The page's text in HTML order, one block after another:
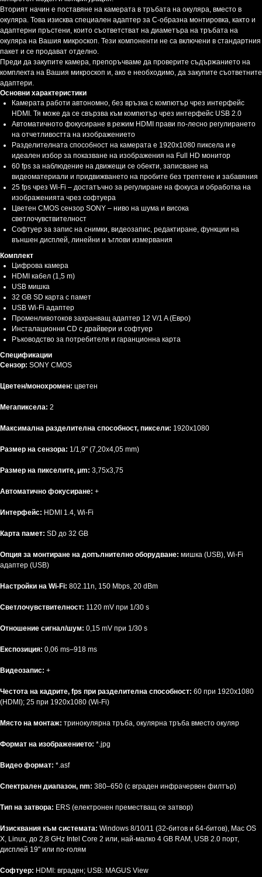
Вторият начин е поставяне на камерата в тръбата на окуляра, вместо в
окуляра. Това изисква специален адаптер за С-образна монтировка, както и
адаптерни пръстени, които съответстват на диаметъра на тръбата на
окуляра на Вашия микроскоп. Тези компоненти не са включени в стандартния
пакет и се продават отделно.
Преди да закупите камера, препоръчваме да проверите съдържанието на
комплекта на Вашия микроскоп и, ако е необходимо, да закупите съответните
адаптери.
Основни характеристики
Камерата работи автономно, без връзка с компютър чрез интерфейс
HDMI. Тя може да се свързва към компютър чрез интерфейс USB 2.0
Автоматичното фокусиране в режим HDMI прави по-лесно регулирането
на отчетливостта на изображението
Разделителната способност на камерата е 1920x1080 пиксела и е
идеален избор за показване на изображения на Full HD монитор
60 fps за наблюдение на движещи се обекти, записване на
видеоматериали и придвижването на пробите без трептене и забавяния
25 fps чрез Wi-Fi – достатъчно за регулиране на фокуса и обработка на
изображенията чрез софтуера
Цветен CMOS сензор SONY – ниво на шума и висока
светлочувствителност
Софтуер за запис на снимки, видеозапис, редактиране, функции на
външен дисплей, линейни и ъглови измервания
Комплект
Цифрова камера
HDMI кабел (1,5 m)
USB мишка
32 GB SD карта с памет
USB Wi-Fi адаптер
Променливотоков захранващ адаптер 12 V/1 A (Евро)
Инсталационни CD с драйвери и софтуер
Ръководство за потребителя и гаранционна карта
Спецификации
Сензор: SONY CMOS
Цветен/монохромен: цветен
Мегапиксела: 2
Максимална разделителна способност, пиксели: 1920х1080
Размер на сензора: 1/1,9" (7,20x4,05 mm)
Размер на пикселите, μm: 3,75x3,75
Автоматично фокусиране: +
Интерфейс: HDMI 1.4, Wi-Fi
Карта памет: SD до 32 GB
Опция за монтиране на допълнително оборудване: мишка (USB), Wi-Fi
адаптер (USB)
Настройки на Wi-Fi: 802.11n, 150 Mbps, 20 dBm
Светлочувствителност: 1120 mV при 1/30 s
Отношение сигнал/шум: 0,15 mV при 1/30 s
Експозиция: 0,06 ms–918 ms
Видеозапис: +
Честота на кадрите, fps при разделителна способност: 60 при 1920х1080
(HDMI); 25 при 1920х1080 (Wi-Fi)
Място на монтаж: тринокулярна тръба, окулярна тръба вместо окуляр
Формат на изображението: *.jpg
Видео формат: *.asf
Спектрален диапазон, nm: 380–650 (с вграден инфрачервен филтър)
Тип на затвора: ERS (електронен преместващ се затвор)
Изисквания към системата: Windows 8/10/11 (32-битов и 64-битов), Mac OS
X, Linux, до 2,8 GHz Intel Core 2 или, най-малко 4 GB RAM, USB 2.0 порт,
дисплей 19" или по-голям
Софтуер: HDMI: вграден; USB: MAGUS View